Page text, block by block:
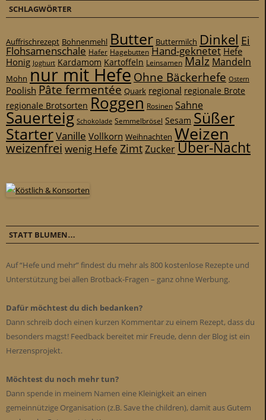
SCHLAGWÖRTER
Auffrischrezept Bohnenmehl Butter Buttermilch Dinkel Ei
Flohsamenschale Hafer Hagebutten Hand-geknetet Hefe
Honig Joghurt Kardamom Kartoffeln Leinsamen Malz Mandeln
Mohn nur mit Hefe Ohne Bäckerhefe Ostern
Poolish Pâte fermentée Quark regional regionale Brote
regionale Brotsorten Roggen Rosinen Sahne
Sauerteig Schokolade Semmelbrösel Sesam Süßer
StarterVanille Vollkorn Weihnachten Weizen
weizenfrei wenig Hefe ZimtZuckerÜber-Nacht
STATT BLUMEN…
Auf “Hefe und mehr” findest du mehr als 800 kostenlose Rezepte und
Unterstützung bei allen Brotback-Fragen – ganz ohne Werbung.
Dafür möchtest du dich bedanken?
Dann schreib doch einen kurzen Kommentar zu einem Rezept, dass du
besonders magst! Feedback bereitet mir Freude, denn der Blog ist ein
Herzensprojekt.
Möchtest du noch mehr tun?
Dann spende in meinem Namen eine Kleinigkeit an einen
gemeinnützige Organisation (z.B. Save the children), damit aus Gutem